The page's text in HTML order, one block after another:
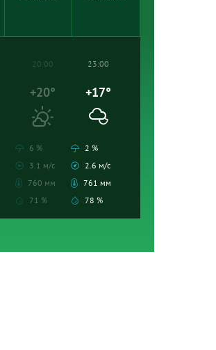
20:00
+20°
6 %
3.1 м/с
760 мм
71 %
23:00
+17°
2 %
2.6 м/с
761 мм
78 %